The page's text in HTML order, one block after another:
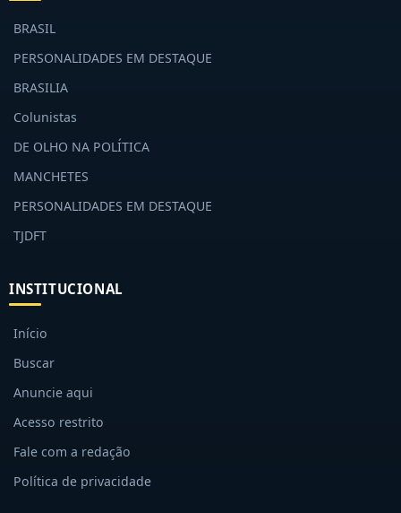
BRASIL
PERSONALIDADES EM DESTAQUE
BRASILIA
Colunistas
DE OLHO NA POLÍTICA
MANCHETES
PERSONALIDADES EM DESTAQUE
TJDFT
INSTITUCIONAL
Início
Buscar
Anuncie aqui
Acesso restrito
Fale com a redação
Política de privacidade